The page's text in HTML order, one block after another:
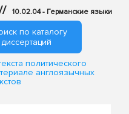
10.02.04 - Германские языки
по каталогу
политического
англоязычных